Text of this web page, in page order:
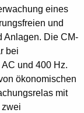
eines
und
Anlagen. Die CM-
bei
und 400 Hz.
ökonomischen
mit